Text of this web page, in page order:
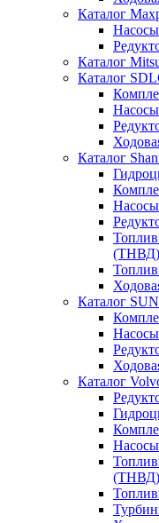
Каталог
Каталог
Каталог
Каталог
(ТНВД)
Каталог
Каталог
(ТНВД)